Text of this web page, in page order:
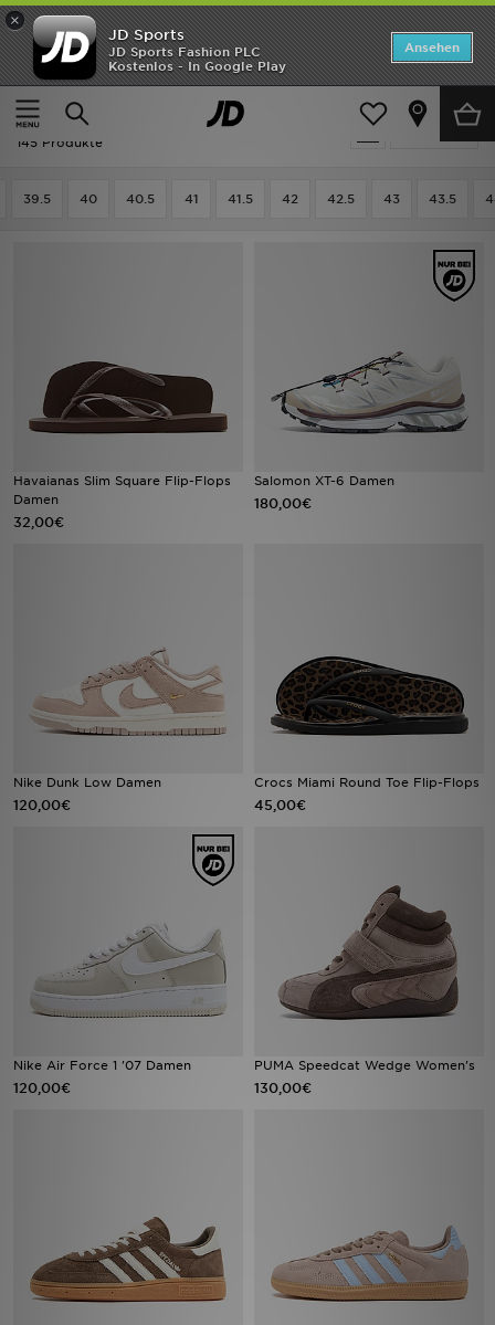
×
JD Sports
JD Sports Fashion PLC
Kostenlos - In Google Play
Ansehen
Home
Frauen Frauenschuhe
Verfeinern
Frauen - Braun Frauenschuhe
145 Produkte
39.5 40 40.5 41 41.5 42 42.5 43 43.5
Havaianas Slim Square Flip-Flops
Damen
32,00€
Salomon XT-6 Damen
180,00€
Nike Dunk Low Damen
120,00€
Crocs Miami Round Toe Flip-Flops
45,00€
Nike Air Force 1 '07 Damen
120,00€
PUMA Speedcat Wedge Women's
130,00€
ANGEBOTE
Neuheiten
Herren
Fußball
Lade die APP
Geschenkgutschein
Blog